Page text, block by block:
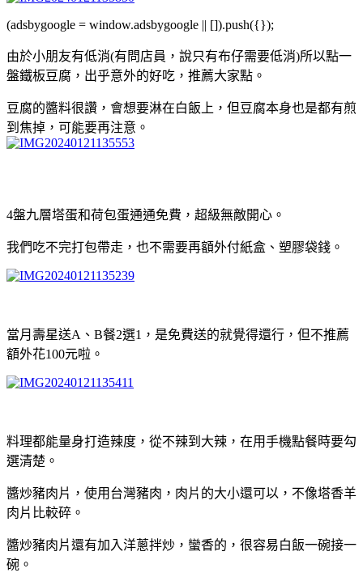
(adsbygoogle = window.adsbygoogle || []).push({});
由於小朋友有低消(有問店員，說只有布仔需要低消)所以點一
盤鐵板豆腐，出乎意外的好吃，推薦大家點。
豆腐的醬料很讚，會想要淋在白飯上，但豆腐本身也是都有煎
到焦掉，可能要再注意。
4盤九層塔蛋和荷包蛋通通免費，超級無敵開心。
我們吃不完打包帶走，也不需要再額外付紙盒、塑膠袋錢。
當月壽星送A、B餐2選1，是免費送的就覺得還行，但不推薦
額外花100元啦。
料理都能量身打造辣度，從不辣到大辣，在用手機點餐時要勾
選清楚。
醬炒豬肉片，使用台灣豬肉，肉片的大小還可以，不像塔香羊
肉片比較碎。
醬炒豬肉片還有加入洋蔥拌炒，蠻香的，很容易白飯一碗接一
碗。